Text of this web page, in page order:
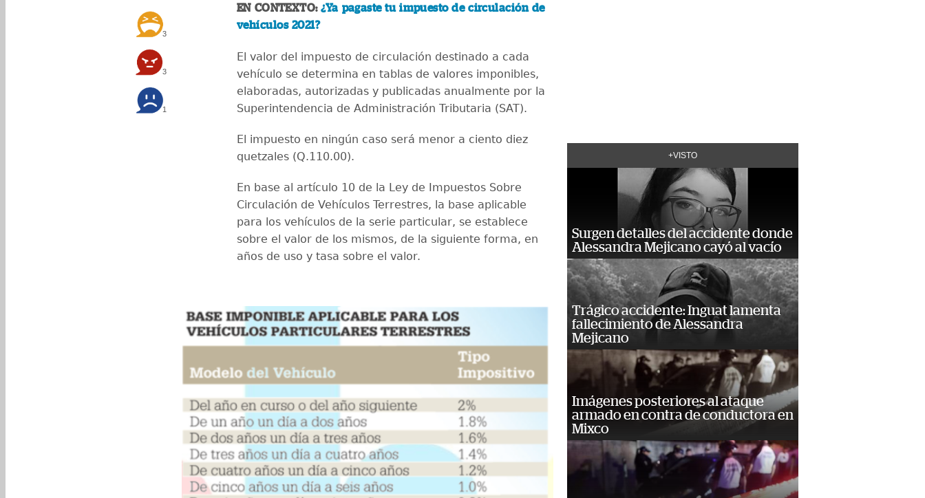
3
3
1
EN CONTEXTO:¿Ya pagaste tu impuesto de circulación de
vehículos 2021?
El valor del impuesto de circulación destinado a cada
vehículo se determina en tablas de valores imponibles,
elaboradas, autorizadas y publicadas anualmente por la
Superintendencia de Administración Tributaria (SAT).
El impuesto en ningún caso será menor a ciento diez
quetzales (Q.110.00).
En base al artículo 10 de la Ley de Impuestos Sobre
Circulación de Vehículos Terrestres, la base aplicable
para los vehículos de la serie particular, se establece
sobre el valor de los mismos, de la siguiente forma, en
años de uso y tasa sobre el valor.
+VISTO
Surgen detalles del accidente donde
Alessandra Mejicano cayó al vacío
Trágico accidente: Inguat lamenta
fallecimiento de Alessandra
Mejicano
Imágenes posteriores al ataque
armado en contra de conductora en
Mixco